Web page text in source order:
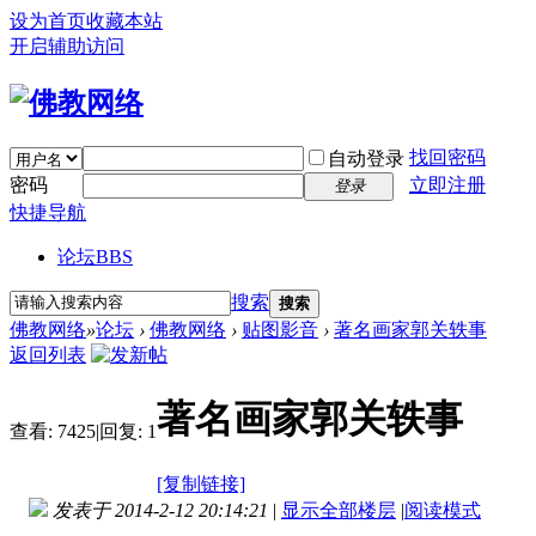
设为首页收藏本站
开启辅助访问
自动登录 找回密码
密码
登录
立即注册
快捷导航
论坛BBS
搜索 搜索
佛教网络»论坛 › 佛教网络 › 贴图影音 › 著名画家郭关轶事
返回列表
查看: 7425|回复: 1著名画家郭关轶事
[复制链接]
发表于 2014-2-12 20:14:21 | 显示全部楼层 |阅读模式